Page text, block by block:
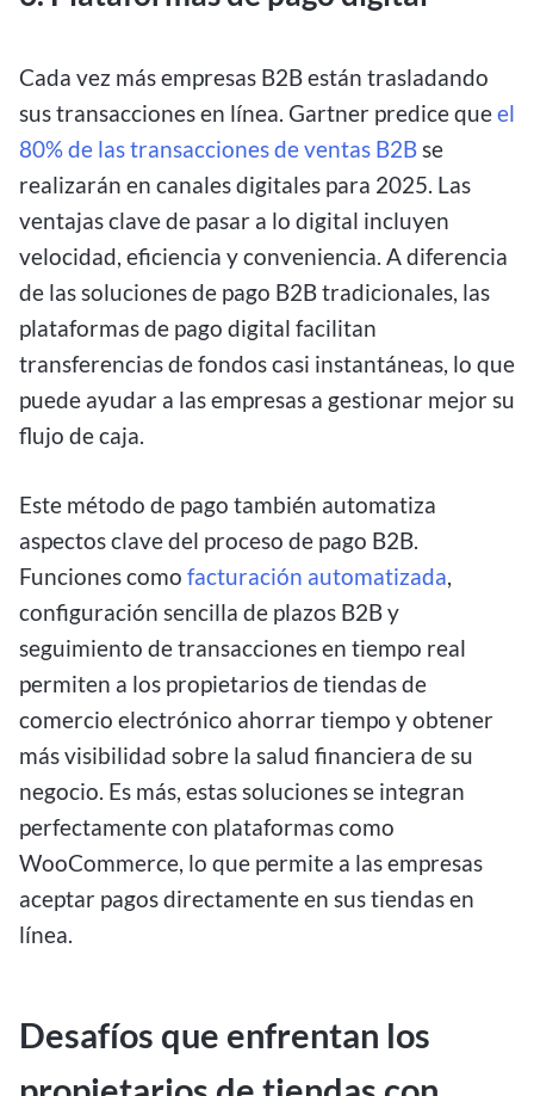
Cada vez más empresas B2B están trasladando
sus transacciones en línea. Gartner predice queel
80% de las transacciones de ventas B2Bse
realizarán en canales digitales para 2025. Las
ventajas clave de pasar a lo digital incluyen
velocidad, eficiencia y conveniencia. A diferencia
de las soluciones de pago B2B tradicionales, las
plataformas de pago digital facilitan
transferencias de fondos casi instantáneas, lo que
puede ayudar a las empresas a gestionar mejor su
flujo de caja.
Este método de pago también automatiza
aspectos clave del proceso de pago B2B.
Funciones como facturación automatizada,
configuración sencilla de plazos B2B y
seguimiento de transacciones en tiempo real
permiten a los propietarios de tiendas de
comercio electrónico ahorrar tiempo y obtener
más visibilidad sobre la salud financiera de su
negocio. Es más, estas soluciones se integran
perfectamente con plataformas como
WooCommerce, lo que permite a las empresas
aceptar pagos directamente en sus tiendas en
línea.
Desafíos que enfrentan los